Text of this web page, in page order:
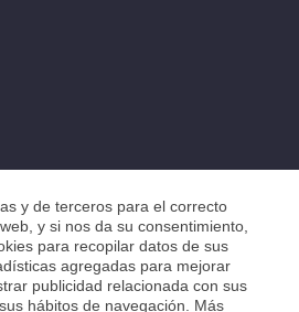
y de terceros para el correcto
y si nos da su consentimiento,
para recopilar datos de sus
agregadas para mejorar
publicidad relacionada con sus
hábitos de navegación. Más